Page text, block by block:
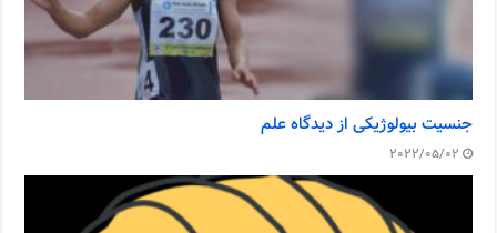
جنسیت بیولوژیکی از دیدگاه علم
2022/05/02